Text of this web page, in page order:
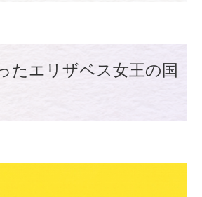
たエリザベス女王の国